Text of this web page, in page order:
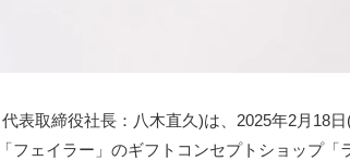
表取締役社長：八木直久)は、2025年2月18
フェイラー」のギフトコンセプトショップ「